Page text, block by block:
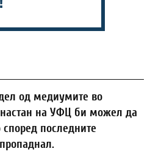
од медиумите во
на УФЦ би можел да
последните